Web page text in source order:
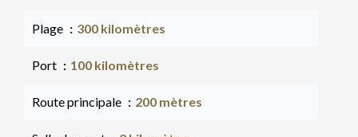
Plage 300 kilomètres
Port 100 kilomètres
Route principale 200 mètres